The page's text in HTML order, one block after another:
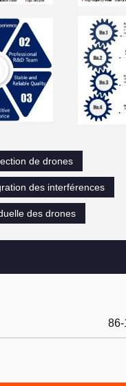
de drones
des interférences
des drones